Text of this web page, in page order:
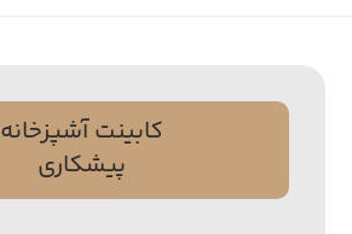
کابینت آشپزخانه
پیشکاری